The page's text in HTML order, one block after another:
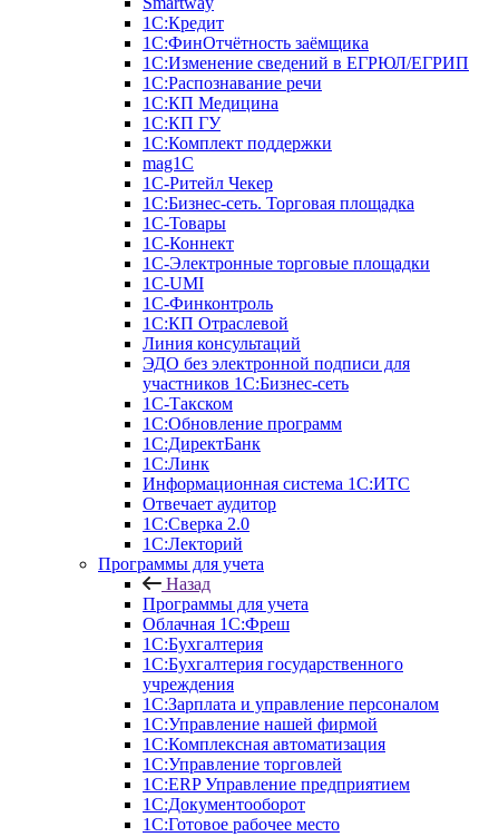
1С:Кредит
1С:ФинОтчётность заёмщика
1С:Изменение сведений в ЕГРЮЛ/ЕГРИП
1С:Распознавание речи
1С:КП Медицина
1С:КП ГУ
1С:Комплект поддержки
mag1C
1С-Ритейл Чекер
1С:Бизнес-сеть. Торговая площадка
1С-Товары
1С-Коннект
1С-Электронные торговые площадки
1C-UMI
1С-Финконтроль
1С:КП Отраслевой
Линия консультаций
ЭДО без электронной подписи для
участников 1С:Бизнес-сеть
1С-Такском
1С:Обновление программ
1С:ДиректБанк
1С:Линк
Информационная система 1С:ИТС
Отвечает аудитор
1С:Сверка 2.0
1С:Лекторий
Программы для учета
Назад
Программы для учета
Облачная 1С:Фреш
1С:Бухгалтерия
1С:Бухгалтерия государственного
учреждения
1С:Зарплата и управление персоналом
1С:Управление нашей фирмой
1С:Комплексная автоматизация
1С:Управление торговлей
1С:ERP Управление предприятием
1С:Документооборот
1C:Готовое рабочее место